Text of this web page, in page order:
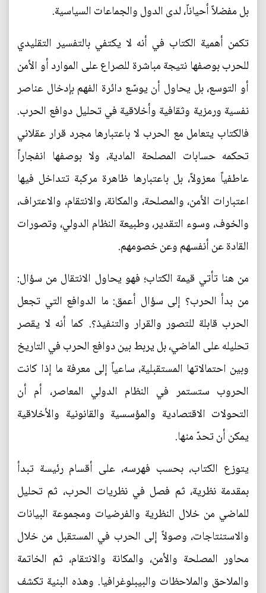
بل مفضلاً أحياناً، لدى الدول والجماعات السياسية.
تكمن أهمية الكتاب في أنه لا يكتفي بالتفسير التقليدي
للحرب بوصفها نتيجة مباشرة للصراع على الموارد أو الأمن
أو التوسع، بل يحاول أن يوسّع دائرة الفهم بإدخال عناصر
نفسية ورمزية وثقافية وأخلاقية في تحليل دوافع الحرب.
فالكتاب يتعامل مع الحرب لا باعتبارها مجرد قرار عقلاني
تحكمه حسابات المصلحة المادية، ولا بوصفها انفجاراً
عاطفياً معزولاً، بل باعتبارها ظاهرة مركبة تتداخل فيها
اعتبارات الأمن، والمصلحة، والمكانة، والانتقام، والاعتراف،
والخوف، وسوء التقدير، وطبيعة النظام الدولي، وتصورات
القادة عن أنفسهم وعن خصومهم.
من هنا تأتي قيمة الكتاب؛ فهو يحاول الانتقال من سؤال:
من بدأ الحرب؟ إلى سؤال أعمق: ما الدوافع التي تجعل
الحرب قابلة للتصور والقرار والتنفيذ؟. كما أنه لا يقصر
تحليله على الماضي، بل يربط بين دوافع الحرب في التاريخ
وبين احتمالاتها المستقبلية، ساعياً إلى معرفة ما إذا كانت
الحروب ستستمر في النظام الدولي المعاصر، أم أن
التحولات الاقتصادية والمؤسسية والقانونية والأخلاقية
يمكن أن تحدّ منها.
يتوزع الكتاب، بحسب فهرسه، على أقسام رئيسة تبدأ
بمقدمة نظرية، ثم فصل في نظريات الحرب، ثم تحليل
للماضي من خلال النظرية والفرضيات ومجموعة البيانات
والاستنتاجات، وصولاً إلى الحرب في المستقبل من خلال
محاور المصلحة والأمن، والمكانة والانتقام، ثم الخاتمة
والملاحق والملاحظات والبيبلوغرافيا. وهذه البنية تكشف